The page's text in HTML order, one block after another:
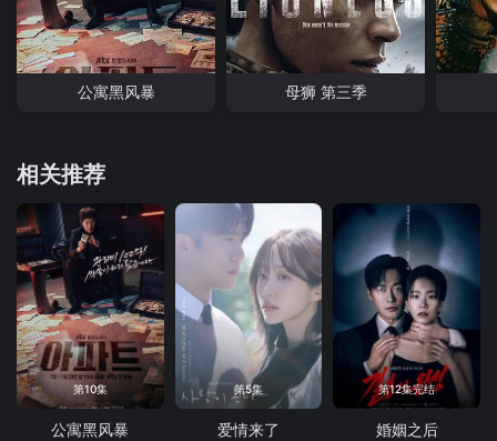
公寓黑风暴 母狮 第三季
相关推荐
第10集
公寓黑风暴
第5集
爱情来了
第12集完结
婚姻之后